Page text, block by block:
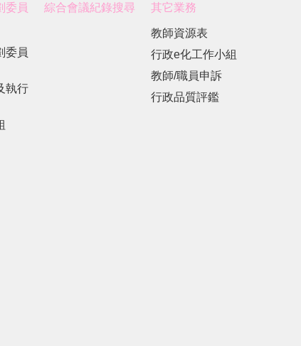
委員
委員
執行
綜合會議紀錄搜尋 其它業務
教師資源表
行政e化工作小組
教師/職員申訴
行政品質評鑑